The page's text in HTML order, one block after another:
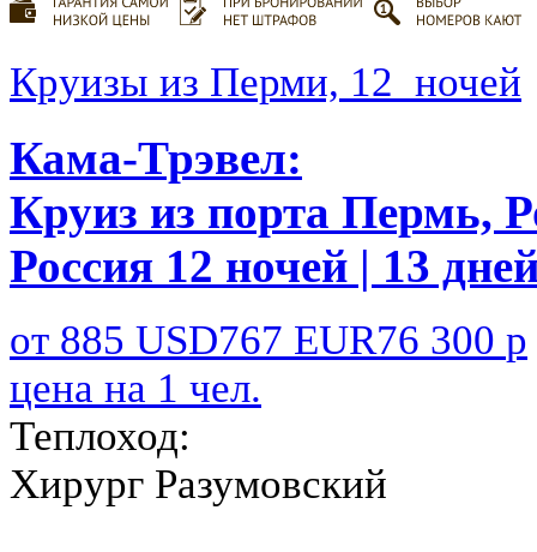
Круизы из Перми, 12 ночей
Кама-Трэвел:
Круиз из порта Пермь,
Россия 12 ночей | 13
от 885 USD767 EUR76 300 р
цена на 1 чел.
Теплоход:
Хирург Разумовский